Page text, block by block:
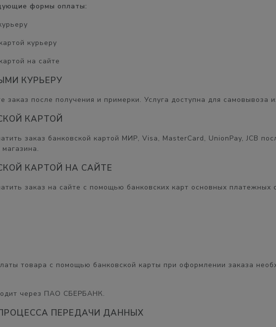
формы оплаты:
курьеру
на сайте
КУРЬЕРУ
заказ после получения и примерки. Услуга доступна для самовывоза
КАРТОЙ
заказ банковской картой МИР, Visa, MasterCard, UnionPay, JCB
КАРТОЙ НА САЙТЕ
заказ на сайте с помощью банковских карт основных платежных
товара с помощью банковской карты при оформлении заказа
через ПАО СБЕРБАНК.
ПЕРЕДАЧИ ДАННЫХ